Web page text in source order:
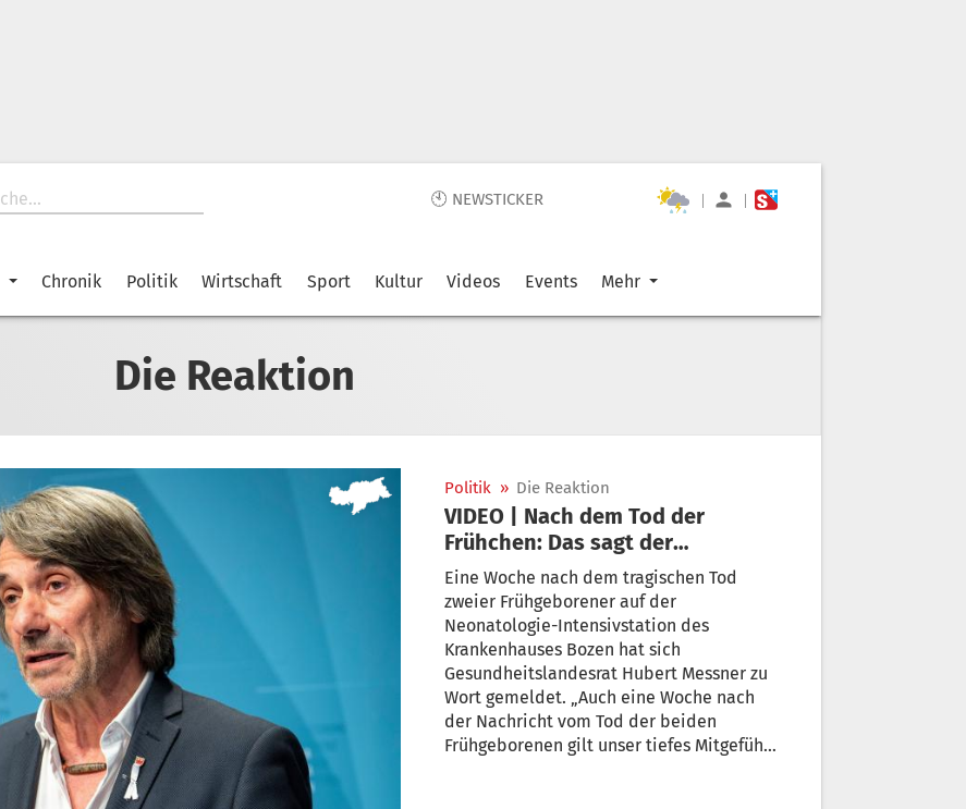
🕙 NEWSTICKER | |
Chronik Politik Wirtschaft Sport Kultur Videos Events Mehr
Die Reaktion
Politik » Die Reaktion
VIDEO | Nach dem Tod der
Frühchen: Das sagt der
Gesundheitslandesrat
Eine Woche nach dem tragischen Tod
zweier Frühgeborener auf der
Neonatologie-Intensivstation des
Krankenhauses Bozen hat sich
Gesundheitslandesrat Hubert Messner zu
Wort gemeldet. „Auch eine Woche nach
der Nachricht vom Tod der beiden
Frühgeborenen gilt unser tiefes Mitgefühl